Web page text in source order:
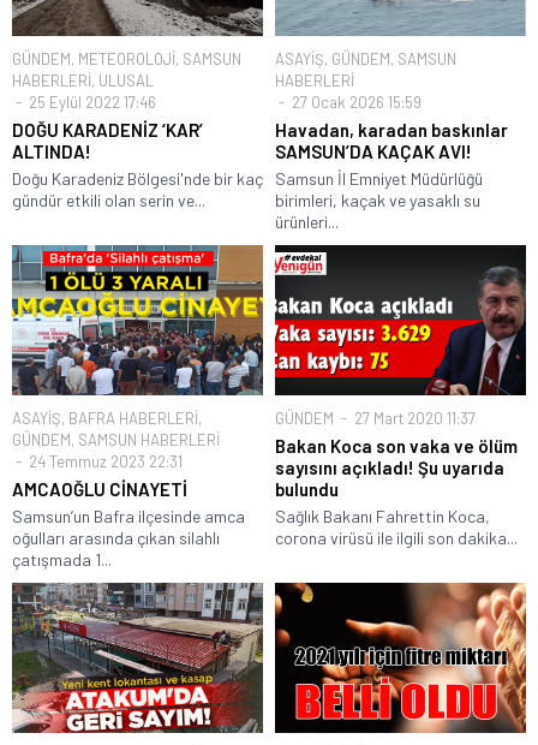
GÜNDEM, METEOROLOJİ, SAMSUN
HABERLERİ, ULUSAL
25 Eylül 2022 17:46
DOĞU KARADENİZ ‘KAR’
ALTINDA!
Doğu Karadeniz Bölgesi'nde bir kaç
gündür etkili olan serin ve...
ASAYİŞ, GÜNDEM, SAMSUN
HABERLERİ
27 Ocak 2026 15:59
Havadan, karadan baskınlar
SAMSUN’DA KAÇAK AVI!
Samsun İl Emniyet Müdürlüğü
birimleri, kaçak ve yasaklı su
ürünleri...
ASAYİŞ, BAFRA HABERLERİ,
GÜNDEM, SAMSUN HABERLERİ
24 Temmuz 2023 22:31
AMCAOĞLU CİNAYETİ
Samsun’un Bafra ilçesinde amca
oğulları arasında çıkan silahlı
çatışmada 1...
GÜNDEM 27 Mart 2020 11:37
Bakan Koca son vaka ve ölüm
sayısını açıkladı! Şu uyarıda
bulundu
Sağlık Bakanı Fahrettin Koca,
corona virüsü ile ilgili son dakika...